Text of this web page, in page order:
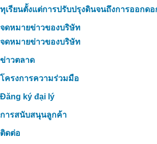
ทุเรียนตั้งแต่การปรับปรุงดินจนถึงการออกด
จดหมายข่าวของบริษัท
จดหมายข่าวของบริษัท
ข่าวตลาด
โครงการความร่วมมือ
Đăng ký đại lý
การสนับสนุนลูกค้า
ติดต่อ